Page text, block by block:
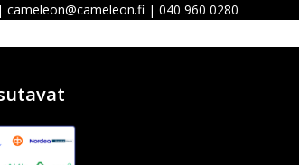
cameleon@cameleon.fi | 040 960 0280